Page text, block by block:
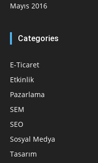
Mayıs 2016
Categories
E-Ticaret
Etkinlik
Pazarlama
SEM
SEO
Sosyal Medya
Tasarım